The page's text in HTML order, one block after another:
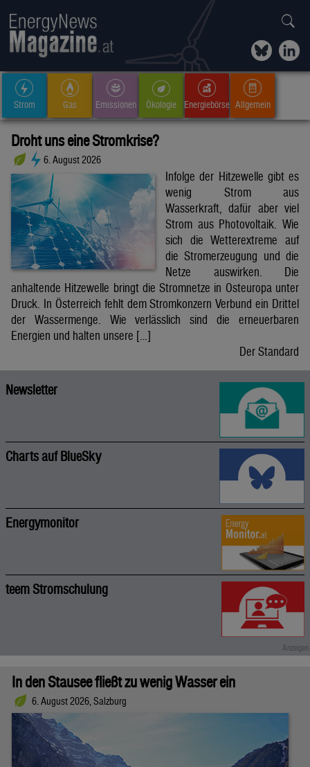
Strom Gas Emissionen Ökologie Energiebörse Allgemein
Droht uns eine Stromkrise?
6. August 2026
Infolge der Hitzewelle gibt es
wenig Strom aus
Wasserkraft, dafür aber viel
Strom aus Photovoltaik. Wie
sich die Wetterextreme auf
die Stromerzeugung und die
Netze auswirken. Die
anhaltende Hitzewelle bringt die Stromnetze in Osteuropa unter
Druck. In Österreich fehlt dem Stromkonzern Verbund ein Drittel
der Wassermenge. Wie verlässlich sind die erneuerbaren
Energien und halten unsere […]
Der Standard
Newsletter
Charts auf BlueSky
Energymonitor
teem Stromschulung
In den Stausee fließt zu wenig Wasser ein
6. August 2026, Salzburg